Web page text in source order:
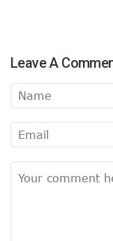
Leave A